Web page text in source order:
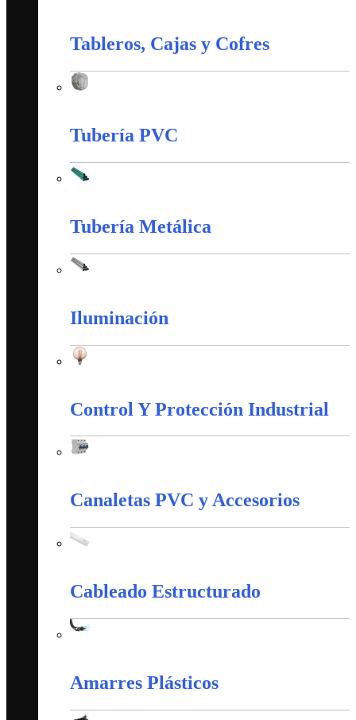
Tableros, Cajas y Cofres
Tubería PVC
Tubería Metálica
Iluminación
Control Y Protección Industrial
Canaletas PVC y Accesorios
Cableado Estructurado
Amarres Plásticos